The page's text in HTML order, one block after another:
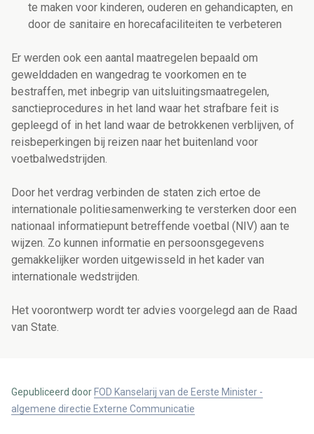
te maken voor kinderen, ouderen en gehandicapten, en
door de sanitaire en horecafaciliteiten te verbeteren
Er werden ook een aantal maatregelen bepaald om
gewelddaden en wangedrag te voorkomen en te
bestraffen, met inbegrip van uitsluitingsmaatregelen,
sanctieprocedures in het land waar het strafbare feit is
gepleegd of in het land waar de betrokkenen verblijven, of
reisbeperkingen bij reizen naar het buitenland voor
voetbalwedstrijden.
Door het verdrag verbinden de staten zich ertoe de
internationale politiesamenwerking te versterken door een
nationaal informatiepunt betreffende voetbal (NIV) aan te
wijzen. Zo kunnen informatie en persoonsgegevens
gemakkelijker worden uitgewisseld in het kader van
internationale wedstrijden.
Het voorontwerp wordt ter advies voorgelegd aan de Raad
van State.
Gepubliceerd door FOD Kanselarij van de Eerste Minister -
algemene directie Externe Communicatie